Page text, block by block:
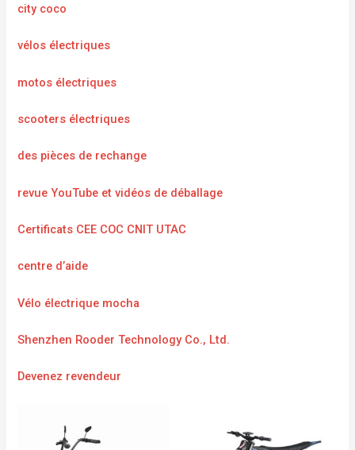
city coco
vélos électriques
motos électriques
scooters électriques
des pièces de rechange
revue YouTube et vidéos de déballage
Certificats CEE COC CNIT UTAC
centre d’aide
Vélo électrique mocha
Shenzhen Rooder Technology Co., Ltd.
Devenez revendeur